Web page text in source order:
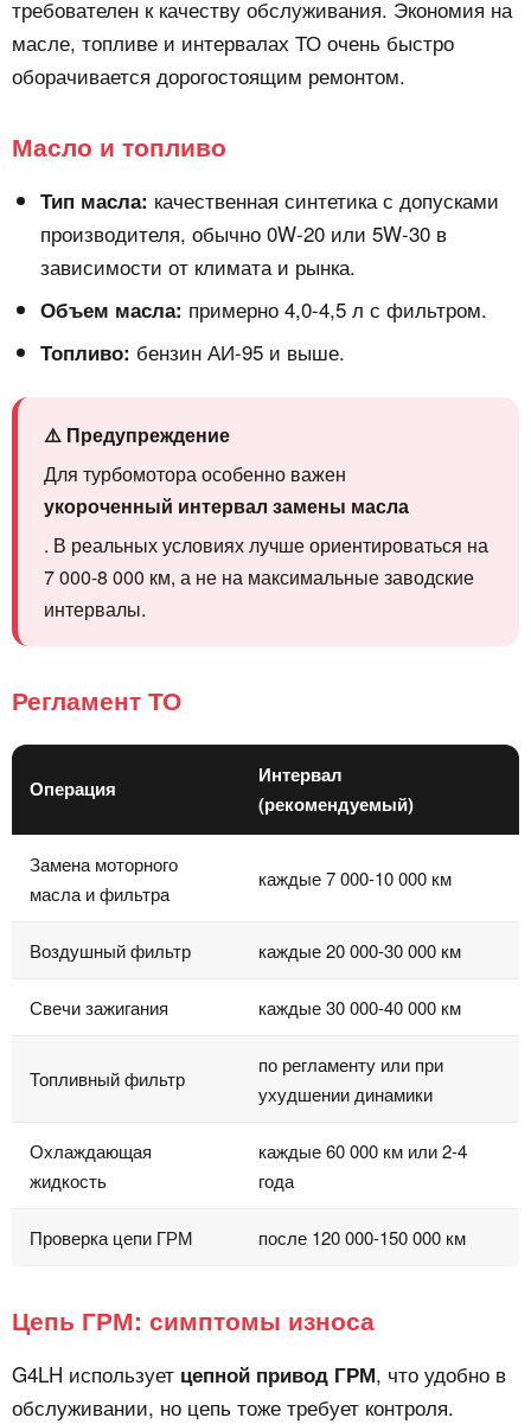
требователен к качеству обслуживания. Экономия на
масле, топливе и интервалах ТО очень быстро
оборачивается дорогостоящим ремонтом.
Масло и топливо
Тип масла: качественная синтетика с допусками
производителя, обычно 0W-20 или 5W-30 в
зависимости от климата и рынка.
Объем масла: примерно 4,0-4,5 л с фильтром.
Топливо: бензин АИ-95 и выше.
⚠️ Предупреждение
Для турбомотора особенно важен
укороченный интервал замены масла
. В реальных условиях лучше ориентироваться на
7 000-8 000 км, а не на максимальные заводские
интервалы.
Регламент ТО
Операция
Интервал
(рекомендуемый)
Замена моторного
масла и фильтра
каждые 7 000-10 000 км
Воздушный фильтр каждые 20 000-30 000 км
Свечи зажигания каждые 30 000-40 000 км
Топливный фильтр
по регламенту или при
ухудшении динамики
Охлаждающая
жидкость
каждые 60 000 км или 2-4
года
Проверка цепи ГРМ после 120 000-150 000 км
Цепь ГРМ: симптомы износа
G4LH использует цепной привод ГРМ, что удобно в
обслуживании, но цепь тоже требует контроля.